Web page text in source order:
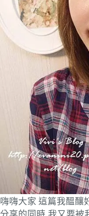
嗨嗨大家 這篇我醞釀
分享的同時 我又要被